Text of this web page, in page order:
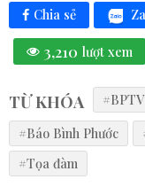
Chia sẻ
3,210 lượt xem
TỪ KHÓA #BPTV
#Báo Bình Phước
#Tọa đàm